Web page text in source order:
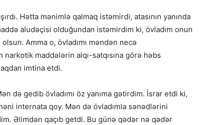
Hətta mənimlə qalmaq istəmirdi, atasının yanında
aludəçisi olduğundan istəmirdim ki, övladım onun
Amma o, övladımı məndən necə
narkotik maddələrin alqı-satqısına görə həbs
imtina etdi.
də gedib övladımı öz yanıma gətirdim. İsrar etdi ki,
internata qoy. Mən də övladımla sənədlərini
Əlimdən qaçıb getdi. Bu günə qədər nə qədər